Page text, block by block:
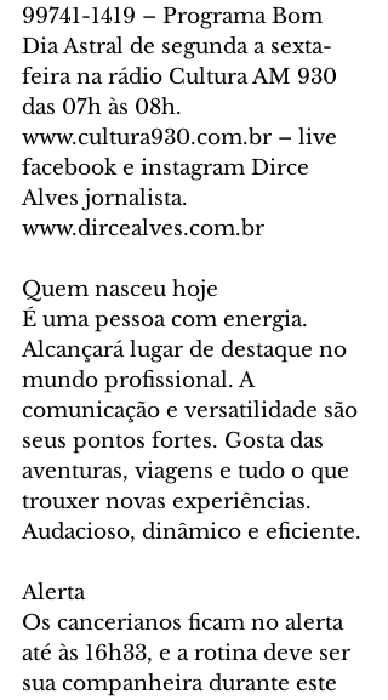
99741-1419 – Programa Bom
Dia Astral de segunda a sexta-
feira na rádio Cultura AM 930
das 07h às 08h.
www.cultura930.com.br – live
facebook e instagram Dirce
Alves jornalista.
www.dircealves.com.br
Quem nasceu hoje
É uma pessoa com energia.
Alcançará lugar de destaque no
mundo profissional. A
comunicação e versatilidade são
seus pontos fortes. Gosta das
aventuras, viagens e tudo o que
trouxer novas experiências.
Audacioso, dinâmico e eficiente.
Alerta
Os cancerianos ficam no alerta
até às 16h33, e a rotina deve ser
sua companheira durante este